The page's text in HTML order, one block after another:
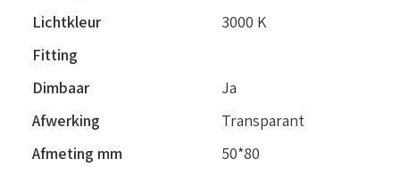
Lichtkleur
3000 K
Fitting
Dimbaar
Ja
Afwerking
Transparant
Afmeting mm
50*80